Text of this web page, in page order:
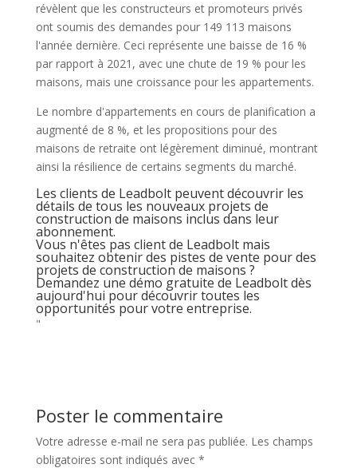
révèlent que les constructeurs et promoteurs privés
ont soumis des demandes pour 149 113 maisons
l'année dernière. Ceci représente une baisse de 16 %
par rapport à 2021, avec une chute de 19 % pour les
maisons, mais une croissance pour les appartements.
Le nombre d'appartements en cours de planification a
augmenté de 8 %, et les propositions pour des
maisons de retraite ont légèrement diminué, montrant
ainsi la résilience de certains segments du marché.
Les clients de Leadbolt peuvent découvrir les
détails de tous les nouveaux projets de
construction de maisons inclus dans leur
abonnement.
Vous n'êtes pas client de Leadbolt mais
souhaitez obtenir des pistes de vente pour des
projets de construction de maisons ?
Demandez une démo gratuite de Leadbolt dès
aujourd'hui pour découvrir toutes les
opportunités pour votre entreprise.
"
Poster le commentaire
Votre adresse e-mail ne sera pas publiée. Les champs
obligatoires sont indiqués avec *